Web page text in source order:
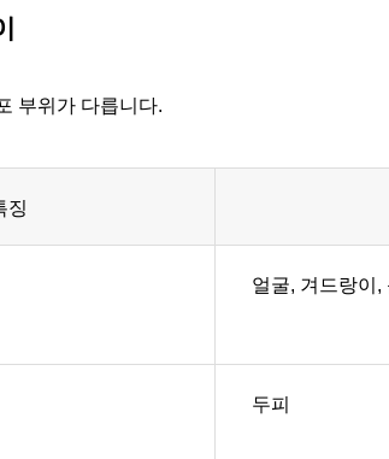
부위가 다릅니다.
징
얼굴, 겨드랑이,
두피